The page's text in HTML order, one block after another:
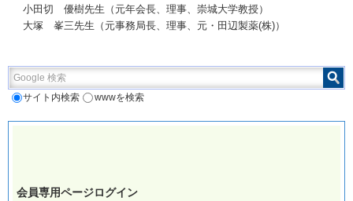
小田切 優樹先生（元年会長、理事、崇城大学教授）
大塚 峯三先生（元事務局長、理事、元・田辺製薬(株)）
Google 検索
サイト内検索 wwwを検索
会員専用ページログイン